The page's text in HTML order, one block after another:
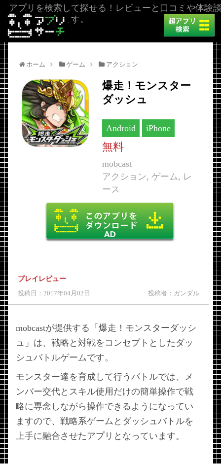
アプリを検索して探せる！レビューと口コミや体験
を掲載しています。
ホーム ゲーム アクション
爆走！モンスター
ダッシュ
Android iPhone
無料
mobcast
アクション, ゲーム, レ
ース
プレイレビュー
投稿日：2017年04月02日 投稿者：ガンダル
mobcastが提供する「爆走！モンスターダッシ
ュ」は、戦略と対戦をコンセプトとしたダッ
シュバトルゲームです。
モンスター達を育成して行うバトルでは、メ
ンバー交代とスキル使用だけの簡単操作で戦
略に専念しながら操作できるようになってい
ますので、戦略系ゲームとダッシュバトルを
上手に融合させたアプリとなっています。